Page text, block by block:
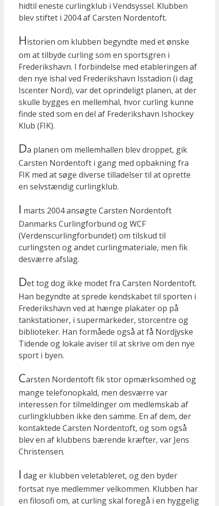
hidtil eneste curlingklub i Vendsyssel. Klubben
blev stiftet i 2004 af Carsten Nordentoft.
Historien om klubben begyndte med et ønske
om at tilbyde curling som en sportsgren i
Frederikshavn. I forbindelse med etableringen af
den nye ishal ved Frederikshavn Isstadion (i dag
Iscenter Nord), var det oprindeligt planen, at der
skulle bygges en mellemhal, hvor curling kunne
finde sted som en del af Frederikshavn Ishockey
Klub (FIK).
Da planen om mellemhallen blev droppet, gik
Carsten Nordentoft i gang med opbakning fra
FIK med at søge diverse tilladelser til at oprette
en selvstændig curlingklub.
I marts 2004 ansøgte Carsten Nordentoft
Danmarks Curlingforbund og WCF
(Verdenscurlingforbundet) om tilskud til
curlingsten og andet curlingmateriale, men fik
desværre afslag.
Det tog dog ikke modet fra Carsten Nordentoft.
Han begyndte at sprede kendskabet til sporten i
Frederikshavn ved at hænge plakater op på
tankstationer, i supermarkeder, storcentre og
biblioteker. Han formåede også at få Nordjyske
Tidende og lokale aviser til at skrive om den nye
sport i byen.
Carsten Nordentoft fik stor opmærksomhed og
mange telefonopkald, men desværre var
interessen for tilmeldinger om medlemskab af
curlingklubben ikke den samme. En af dem, der
kontaktede Carsten Nordentoft, og som også
blev en af klubbens bærende kræfter, var Jens
Christensen.
I dag er klubben veletableret, og den byder
fortsat nye medlemmer velkommen. Klubben har
en filosofi om, at curling skal foregå i en hyggelig